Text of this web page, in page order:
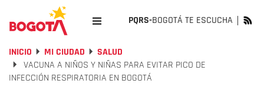
PQRS-BOGOTÁ TE ESCUCHA
INICIO MI CIUDAD
SALUD
VACUNA A NIÑOS Y NIÑAS PARA EVITAR PICO DE
INFECCIÓN RESPIRATORIA EN BOGOTÁ